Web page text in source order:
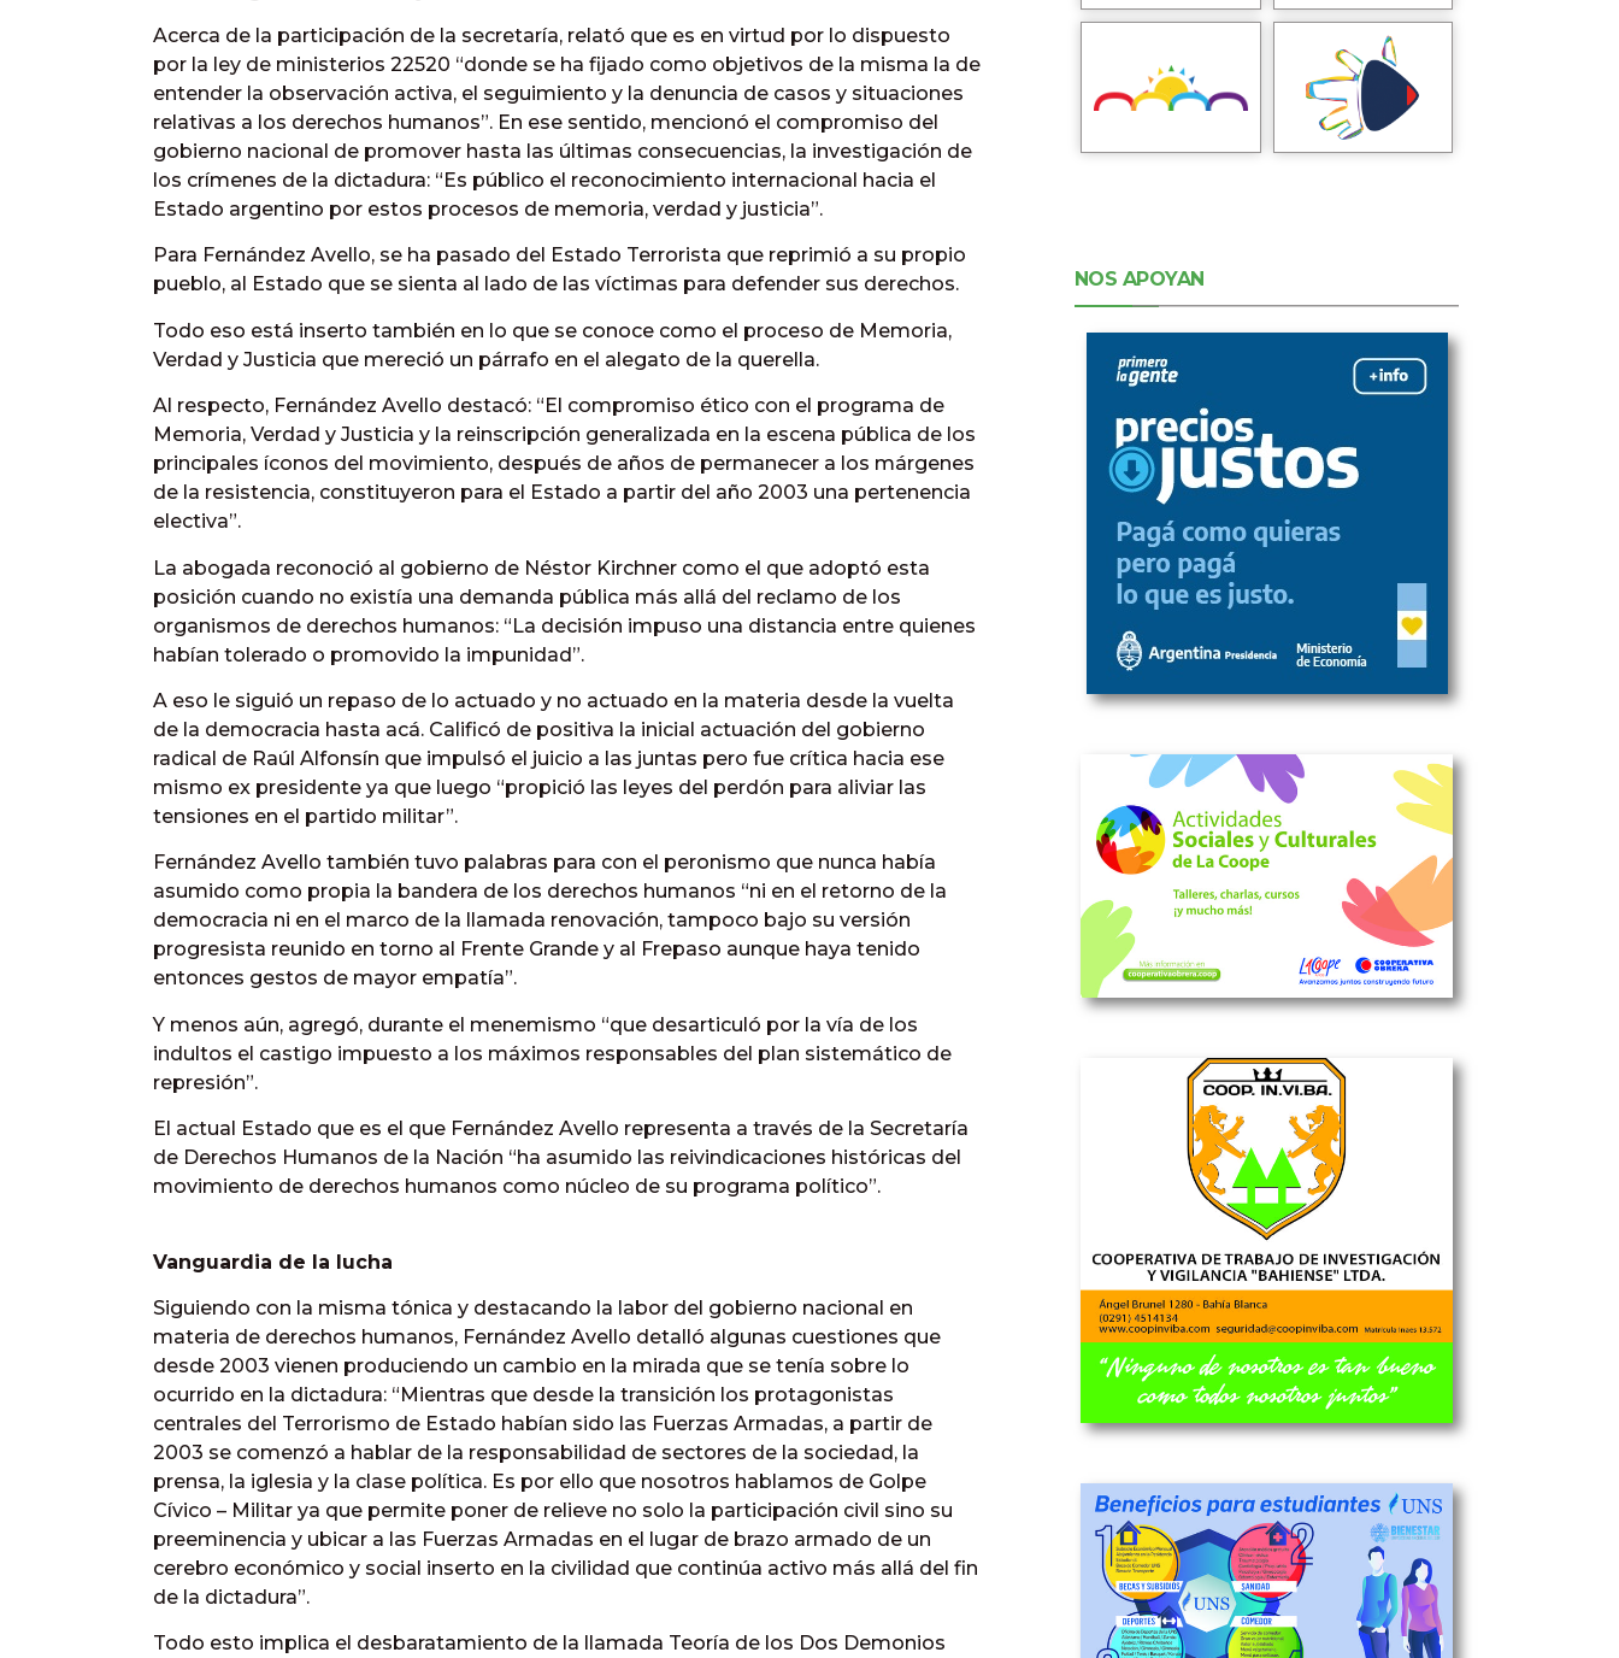
Acerca de la participación de la secretaría, relató que es en virtud por lo dispuesto
por la ley de ministerios 22520 “donde se ha fijado como objetivos de la misma la de
entender la observación activa, el seguimiento y la denuncia de casos y situaciones
relativas a los derechos humanos”. En ese sentido, mencionó el compromiso del
gobierno nacional de promover hasta las últimas consecuencias, la investigación de
los crímenes de la dictadura: “Es público el reconocimiento internacional hacia el
Estado argentino por estos procesos de memoria, verdad y justicia”.
Para Fernández Avello, se ha pasado del Estado Terrorista que reprimió a su propio
pueblo, al Estado que se sienta al lado de las víctimas para defender sus derechos.
Todo eso está inserto también en lo que se conoce como el proceso de Memoria,
Verdad y Justicia que mereció un párrafo en el alegato de la querella.
Al respecto, Fernández Avello destacó: “El compromiso ético con el programa de
Memoria, Verdad y Justicia y la reinscripción generalizada en la escena pública de los
principales íconos del movimiento, después de años de permanecer a los márgenes
de la resistencia, constituyeron para el Estado a partir del año 2003 una pertenencia
electiva”.
La abogada reconoció al gobierno de Néstor Kirchner como el que adoptó esta
posición cuando no existía una demanda pública más allá del reclamo de los
organismos de derechos humanos: “La decisión impuso una distancia entre quienes
habían tolerado o promovido la impunidad”.
A eso le siguió un repaso de lo actuado y no actuado en la materia desde la vuelta
de la democracia hasta acá. Calificó de positiva la inicial actuación del gobierno
radical de Raúl Alfonsín que impulsó el juicio a las juntas pero fue crítica hacia ese
mismo ex presidente ya que luego “propició las leyes del perdón para aliviar las
tensiones en el partido militar”.
Fernández Avello también tuvo palabras para con el peronismo que nunca había
asumido como propia la bandera de los derechos humanos “ni en el retorno de la
democracia ni en el marco de la llamada renovación, tampoco bajo su versión
progresista reunido en torno al Frente Grande y al Frepaso aunque haya tenido
entonces gestos de mayor empatía”.
Y menos aún, agregó, durante el menemismo “que desarticuló por la vía de los
indultos el castigo impuesto a los máximos responsables del plan sistemático de
represión”.
El actual Estado que es el que Fernández Avello representa a través de la Secretaría
de Derechos Humanos de la Nación “ha asumido las reivindicaciones históricas del
movimiento de derechos humanos como núcleo de su programa político”.
Vanguardia de la lucha
Siguiendo con la misma tónica y destacando la labor del gobierno nacional en
materia de derechos humanos, Fernández Avello detalló algunas cuestiones que
desde 2003 vienen produciendo un cambio en la mirada que se tenía sobre lo
ocurrido en la dictadura: “Mientras que desde la transición los protagonistas
centrales del Terrorismo de Estado habían sido las Fuerzas Armadas, a partir de
2003 se comenzó a hablar de la responsabilidad de sectores de la sociedad, la
prensa, la iglesia y la clase política. Es por ello que nosotros hablamos de Golpe
Cívico – Militar ya que permite poner de relieve no solo la participación civil sino su
preeminencia y ubicar a las Fuerzas Armadas en el lugar de brazo armado de un
cerebro económico y social inserto en la civilidad que continúa activo más allá del fin
de la dictadura”.
Todo esto implica el desbaratamiento de la llamada Teoría de los Dos Demonios
NOS APOYAN